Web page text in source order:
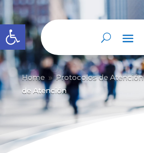
Abrir barra de herramientas
Home 9 Protocolos de Atención
de Atención